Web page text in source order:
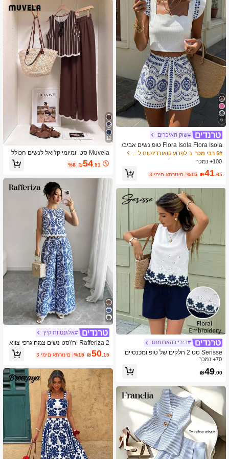
6
#שוק האיכרים
Flora Isola Flora Isola טופ נשים אביב/
קיץ עם מחשוף מקושט, סט מכנסיים קצר
5# רבי מכר
100+ נמכר
₪41.65
%15 3 ימים אחרונים
#ריביירהארומנס
Serisse סט 2 חלקים של טופ ומכנסיים
קצרים ללא שרוולים לנשים, אופנתי לקיץ
70+ נמכר
₪49.00
12
Muvela סט יומיומי קז'ואל לנשים הכולל
חולצה עם צווארון עגול ופסים ומכנסיים א
רוכים
₪54 .51
%8
#אלגנטיות קיץ
Rafferiza 2 יח'\סט נשים צמח גרפי צווא
ר עגול העליון ומכנסיים ללא שרוולים
₪50.15
%15 3 ימים אחרונים